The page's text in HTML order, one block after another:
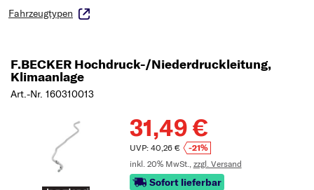
Fahrzeugtypen
F.BECKER Hochdruck-/Niederdruckleitung,
Klimaanlage
Art.-Nr. 160310013
31,49 €
UVP: 40,26 €
-21%
inkl. 20% MwSt., zzgl. Versand
Sofort lieferbar